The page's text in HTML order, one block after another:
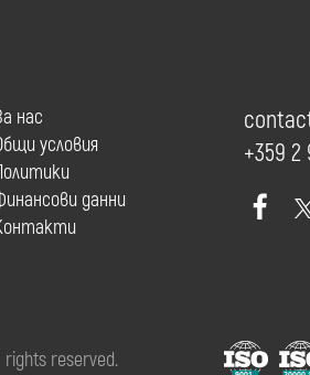
нас
условия
данни
+359 2
reserved.